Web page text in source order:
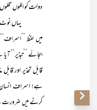
دولت کو اللوں
یہاں نوٹ
میں لفظ
بجائے ’’تبذیر‘‘
قابل تحذیر اور
ہے! اسراف انسان
کرنے میں ضرورت